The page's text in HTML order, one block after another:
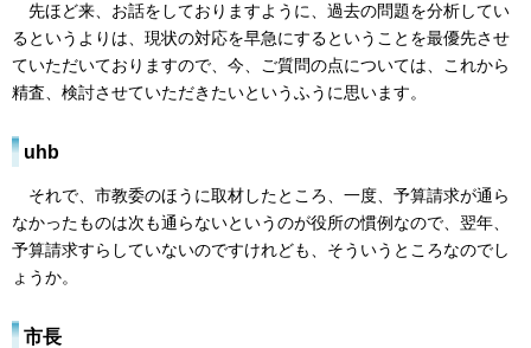
先ほど来、お話をしておりますように、過去の問題を分析してい
るというよりは、現状の対応を早急にするということを最優先させ
ていただいておりますので、今、ご質問の点については、これから
精査、検討させていただきたいというふうに思います。
uhb
それで、市教委のほうに取材したところ、一度、予算請求が通ら
なかったものは次も通らないというのが役所の慣例なので、翌年、
予算請求すらしていないのですけれども、そういうところなのでし
ょうか。
市長